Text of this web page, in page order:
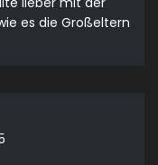
es die Großeltern